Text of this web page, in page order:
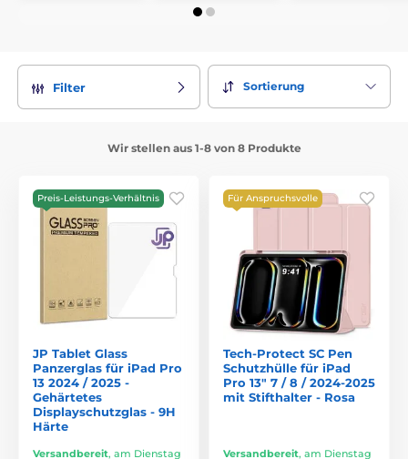
Filter Sortierung
Wir stellen aus 1-8 von 8 Produkte
Preis-Leistungs-Verhältnis
JP Tablet Glass
Panzerglas für iPad Pro
13 2024 / 2025 -
Gehärtetes
Displayschutzglas - 9H
Härte
Versandbereit, am Dienstag
Für Anspruchsvolle
Tech-Protect SC Pen
Schutzhülle für iPad
Pro 13" 7 / 8 / 2024-2025
mit Stifthalter - Rosa
Versandbereit, am Dienstag